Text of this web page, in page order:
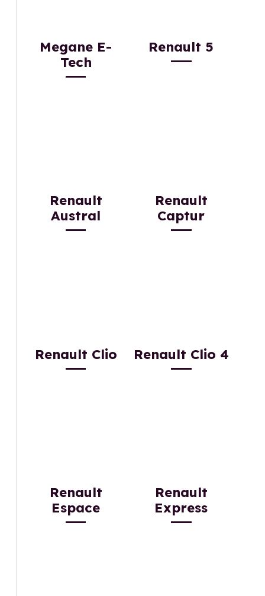
Megane E-
Tech
Renault 5
Renault
Austral
Renault
Captur
Renault Clio Renault Clio 4
Renault
Espace
Renault
Express